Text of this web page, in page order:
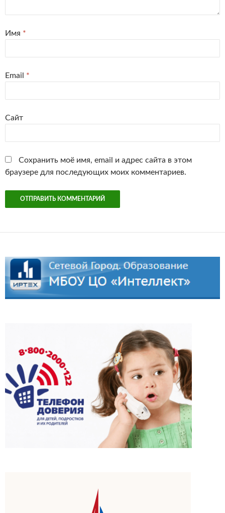
Имя *
Email *
Сайт
Сохранить моё имя, email и адрес сайта в этом
браузере для последующих моих комментариев.